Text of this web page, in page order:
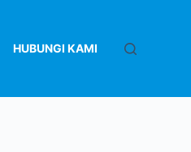
HUBUNGI KAMI